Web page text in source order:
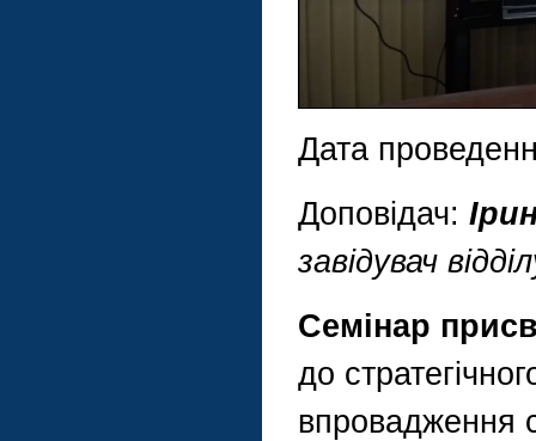
Дата
Доповідач:
завідувач
Семінар
до
впровадження